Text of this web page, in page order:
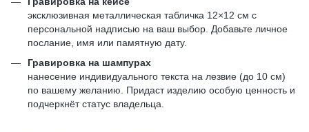
эксклюзивная металлическая табличка 12×12 см с
персональной надписью на ваш выбор. Добавьте личное
послание, имя или памятную дату.
Гравировка на шампурах
нанесение индивидуального текста на лезвие (до 10 см)
по вашему желанию. Придаст изделию особую ценность и
подчеркнёт статус владельца.